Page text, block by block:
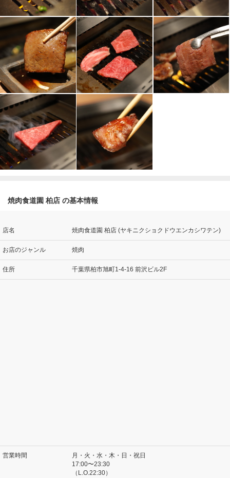
焼肉食道園 柏店 の基本情報
店名 焼肉食道園 柏店 (ヤキニクショクドウエンカシワテン)
お店のジャンル 焼肉
住所 千葉県柏市旭町1-4-16 前沢ビル2F
営業時間
月・火・水・木・日・祝日
17:00〜23:30
（L.O.22:30）